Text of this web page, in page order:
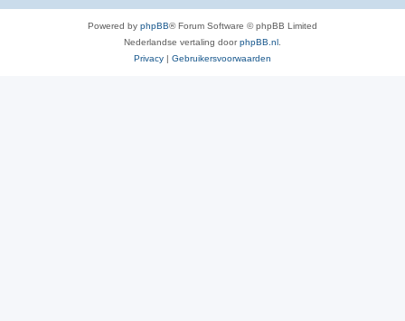
Powered by phpBB® Forum Software © phpBB Limited
Nederlandse vertaling doorphpBB.nl
Privacy | Gebruikersvoorwaarden